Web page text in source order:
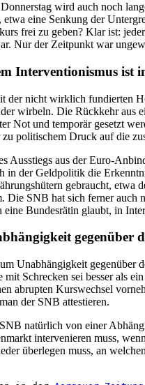
wird auch noch
etwa eine Senkung der
frei zu geben? Klar ist:
Nur der Zeitpunkt war
Interventionismus ist
der nicht wirklich fundierten
wirbeln. Die Rückkehr aus
Not und temporär gesetzt
politischem Druck auf die
Ausstiegs aus der Euro-
in der Geldpolitik die
gebraucht, etwa
Die SNB hat sich ferner auch
eine Bundesrätin glaubt, in
gegenüber
Unabhängigkeit gegenüber
mit Schrecken sei besser als
abrupten Kurswechsel
der SNB attestieren.
natürlich von einer
intervenieren muss,
überlegen muss, an